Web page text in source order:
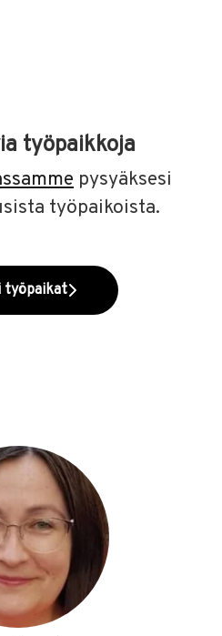
työpaikkoja
pysyäksesi
työpaikoista.
työpaikat